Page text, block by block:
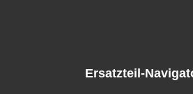
Ersatzteil-